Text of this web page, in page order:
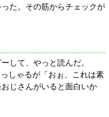
た。その筋からチェックが
して、やっと読んだ。
しゃるが「おぉ、これは素
じさんがいると面白いか